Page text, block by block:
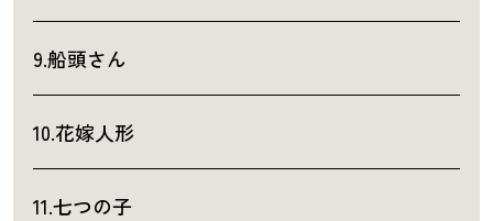
9.船頭さん
10.花嫁人形
11.七つの子